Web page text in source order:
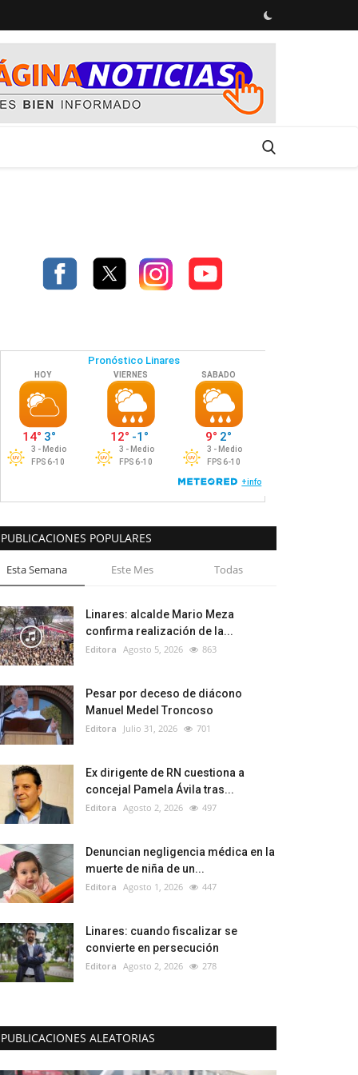
PUBLICACIONES POPULARES
Esta Semana Este Mes Todas
Linares: alcalde Mario Meza
confirma realización de la...
Editora Agosto 5, 2026 863
Pesar por deceso de diácono
Manuel Medel Troncoso
Editora Julio 31, 2026 701
Ex dirigente de RN cuestiona a
concejal Pamela Ávila tras...
Editora Agosto 2, 2026 497
Denuncian negligencia médica en la
muerte de niña de un...
Editora Agosto 1, 2026 447
Linares: cuando fiscalizar se
convierte en persecución
Editora Agosto 2, 2026 278
PUBLICACIONES ALEATORIAS